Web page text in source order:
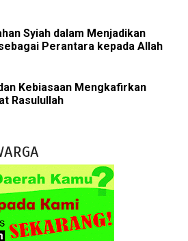
Syiah dalam Menjadikan
Perantara kepada Allah
Kebiasaan Mengkafirkan
Rasulullah